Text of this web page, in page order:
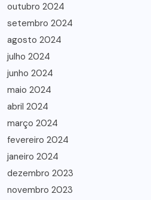
outubro 2024
setembro 2024
agosto 2024
julho 2024
junho 2024
maio 2024
abril 2024
março 2024
fevereiro 2024
janeiro 2024
dezembro 2023
novembro 2023